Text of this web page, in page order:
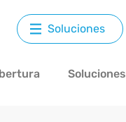
Soluciones
Soluciones